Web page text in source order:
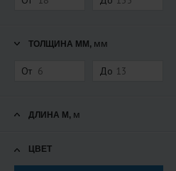
ТОЛЩИНА ММ, мм
От До
ДЛИНА М, м
ЦВЕТ